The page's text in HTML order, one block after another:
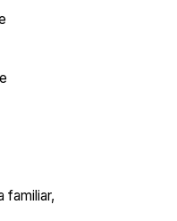
familiar,